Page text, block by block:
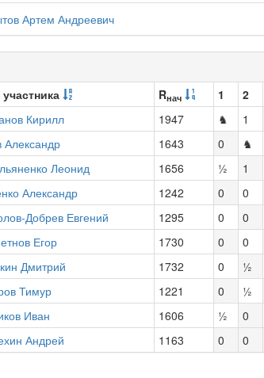
Артем Андреевич
Rнач 1 2
Кирилл 1947 ♞ 1
Александр 1643 0 ♞
Леонид 1656 ½ 1
Александр 1242 0 0
Добрев Евгений 1295 0 0
Егор 1730 0 0
Дмитрий 1732 0 ½
Тимур 1221 0 ½
Иван 1606 ½ 0
Андрей 1163 0 0